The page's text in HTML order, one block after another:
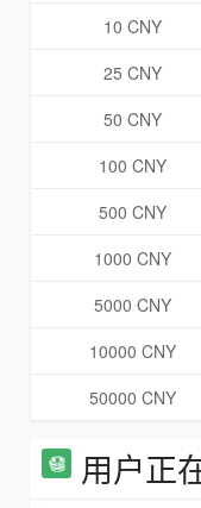
10 CNY
25 CNY
50 CNY
100 CNY
500 CNY
1000 CNY
5000 CNY
10000 CNY
50000 CNY
用户正